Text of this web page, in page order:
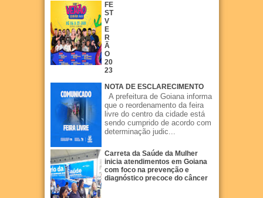
FE
ST
V
E
R
Ã
O
20
23
NOTA DE ESCLARECIMENTO
A prefeitura de Goiana informa
que o reordenamento da feira
livre do centro da cidade está
sendo cumprido de acordo com
determinação judic...
Carreta da Saúde da Mulher
inicia atendimentos em Goiana
com foco na prevenção e
diagnóstico precoce do câncer